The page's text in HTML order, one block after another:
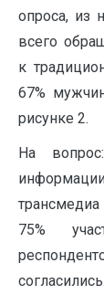
опроса, из
всего
к
67%
рисунке 2.
На
75%